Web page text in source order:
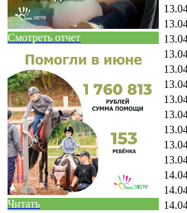
Смотреть отчет
Читать